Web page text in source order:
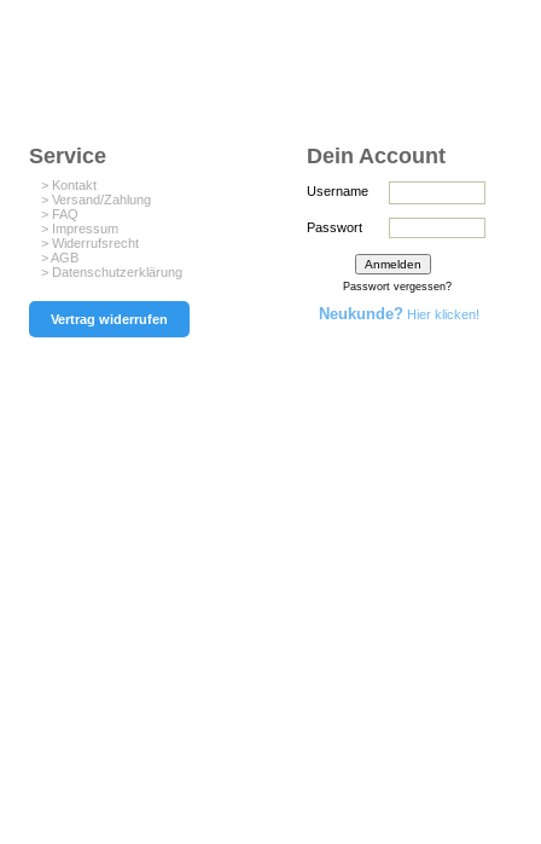
Service
> Kontakt
> Versand/Zahlung
> FAQ
> Impressum
> Widerrufsrecht
> AGB
> Datenschutzerklärung
Vertrag widerrufen
Dein Account
Username
Passwort
Passwort vergessen?
Neukunde? Hier klicken!